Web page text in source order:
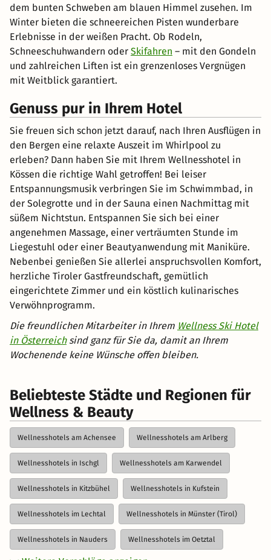
dem bunten Schweben am blauen Himmel zusehen. Im
Winter bieten die schneereichen Pisten wunderbare
Erlebnisse in der weißen Pracht. Ob Rodeln,
Schneeschuhwandern oder Skifahren – mit den Gondeln
und zahlreichen Liften ist ein grenzenloses Vergnügen
mit Weitblick garantiert.
Genuss pur in Ihrem Hotel
Sie freuen sich schon jetzt darauf, nach Ihren Ausflügen in
den Bergen eine relaxte Auszeit im Whirlpool zu
erleben? Dann haben Sie mit Ihrem Wellnesshotel in
Kössen die richtige Wahl getroffen! Bei leiser
Entspannungsmusik verbringen Sie im Schwimmbad, in
der Solegrotte und in der Sauna einen Nachmittag mit
süßem Nichtstun. Entspannen Sie sich bei einer
angenehmen Massage, einer verträumten Stunde im
Liegestuhl oder einer Beautyanwendung mit Maniküre.
Nebenbei genießen Sie allerlei anspruchsvollen Komfort,
herzliche Tiroler Gastfreundschaft, gemütlich
eingerichtete Zimmer und ein köstlich kulinarisches
Verwöhnprogramm.
Die freundlichen Mitarbeiter in Ihrem Wellness Ski Hotel
in Österreichsind ganz für Sie da, damit an Ihrem
Wochenende keine Wünsche offen bleiben.
Beliebteste Städte und Regionen für
Wellness & Beauty
Wellnesshotels am Achensee Wellnesshotels am Arlberg
Wellnesshotels in Ischgl Wellnesshotels am Karwendel
Wellnesshotels in Kitzbühel Wellnesshotels in Kufstein
Wellnesshotels im Lechtal Wellnesshotels in Münster (Tirol)
Wellnesshotels in Nauders Wellnesshotels im Oetztal